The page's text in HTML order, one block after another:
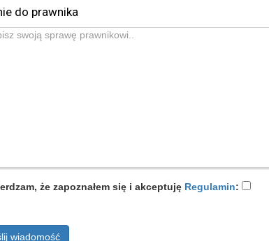
do prawnika
że zapoznałem się i akceptuję Regulamin:
wiadomość